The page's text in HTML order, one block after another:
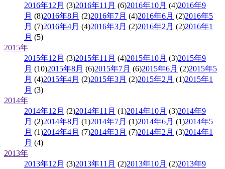
2016年12月 (3)2016年11月 (6)2016年10月 (4)2016年9
月 (8)2016年8月 (2)2016年7月 (4)2016年6月 (2)2016年5
月 (7)2016年4月 (4)2016年3月 (2)2016年2月 (2)2016年1
月 (5)
2015年
2015年12月 (3)2015年11月 (4)2015年10月 (3)2015年9
月 (10)2015年8月 (6)2015年7月 (6)2015年6月 (2)2015年5
月 (4)2015年4月 (2)2015年3月 (2)2015年2月 (1)2015年1
月 (3)
2014年
2014年12月 (2)2014年11月 (1)2014年10月 (3)2014年9
月 (2)2014年8月 (1)2014年7月 (1)2014年6月 (1)2014年5
月 (1)2014年4月 (7)2014年3月 (7)2014年2月 (3)2014年1
月 (4)
2013年
2013年12月 (3)2013年11月 (2)2013年10月 (2)2013年9